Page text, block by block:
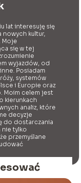
lat interesuję się
nowych kultur,
Moje
się w tej
wyjazdów, od
Posiadam
systemów
i Europie oraz
Moim celem jest
kierunkach
analiz, które
decyzje
do dostarczania
nie tylko
przemyślane